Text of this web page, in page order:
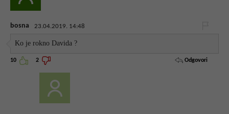
bosna 23.04.2019. 14:48
Ko je rokno Davida ?
10 2 Odgovori